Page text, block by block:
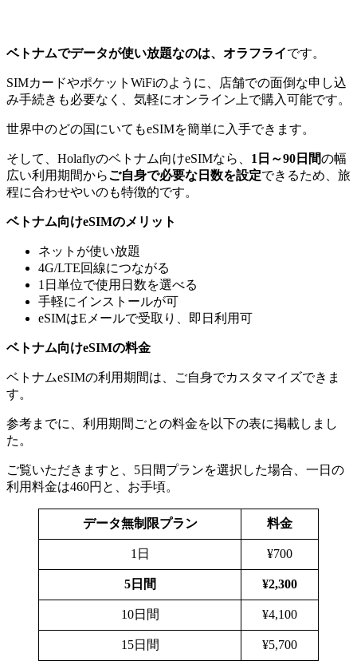
ベトナムでデータが使い放題なのは、オラフライです。
SIMカードやポケットWiFiのように、店舗での面倒な申し込
み手続きも必要なく、気軽にオンライン上で購入可能です。
世界中のどの国にいてもeSIMを簡単に入手できます。
そして、Holaflyのベトナム向けeSIMなら、 1日～90日間の幅
広い利用期間からご自身で必要な日数を設定できるため、旅
程に合わせやいのも特徴的です。
ベトナム向けeSIMのメリット
ネットが使い放題
4G/LTE回線につながる
1日単位で使用日数を選べる
手軽にインストールが可
eSIMはEメールで受取り、即日利用可
ベトナム向けeSIMの料金
ベトナムeSIMの利用期間は、ご自身でカスタマイズできま
す。
参考までに、利用期間ごとの料金を以下の表に掲載しまし
た。
ご覧いただきますと、5日間プランを選択した場合、一日の
利用料金は460円と、お手頃。
データ無制限プラン 料金
1日 ¥700
5日間 ¥2,300
10日間 ¥4,100
15日間 ¥5,700